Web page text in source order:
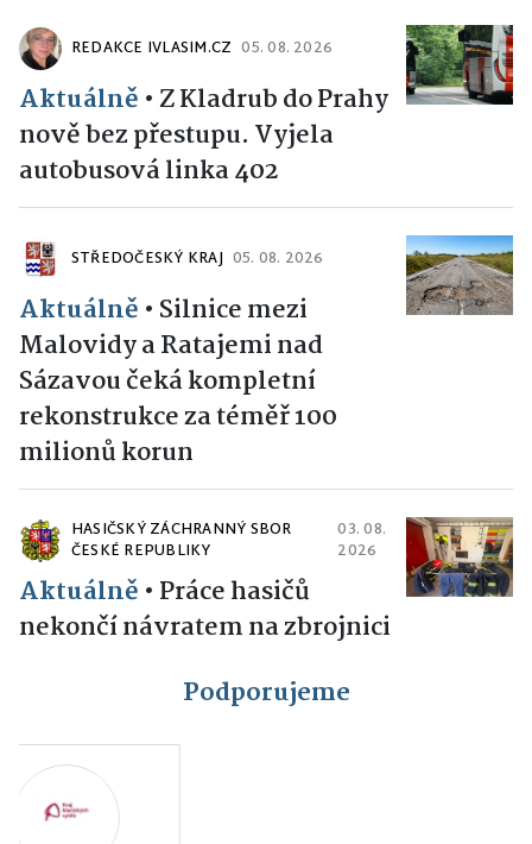
REDAKCE IVLASIM.CZ 05. 08. 2026
Aktuálně • Z Kladrub do Prahy
nově bez přestupu. Vyjela
autobusová linka 402
STŘEDOČESKÝ KRAJ 05. 08. 2026
Aktuálně • Silnice mezi
Malovidy a Ratajemi nad
Sázavou čeká kompletní
rekonstrukce za téměř 100
milionů korun
HASIČSKÝ ZÁCHRANNÝ SBOR
ČESKÉ REPUBLIKY
03. 08.
2026
Aktuálně • Práce hasičů
nekončí návratem na zbrojnici
Podporujeme